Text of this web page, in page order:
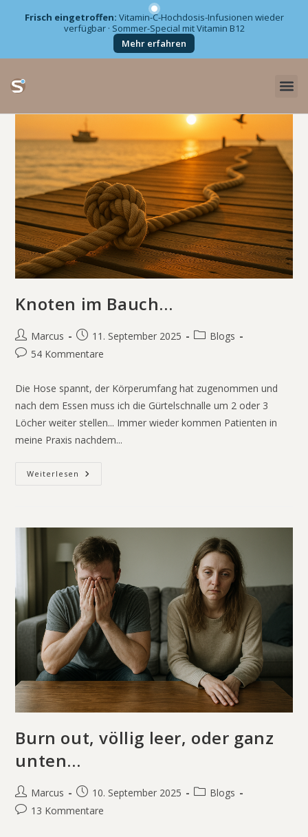
Frisch eingetroffen: Vitamin-C-Hochdosis-Infusionen wieder
verfügbar · Sommer-Special mit Vitamin B12
Mehr erfahren
Inhalt
springen
Knoten im Bauch…
Marcus 11. September 2025
Blogs
54 Kommentare
Die Hose spannt, der Körperumfang hat zugenommen und
nach dem Essen muss ich die Gürtelschnalle um 2 oder 3
Löcher weiter stellen... Immer wieder kommen Patienten in
meine Praxis nachdem...
Weiterlesen
Burn out, völlig leer, oder ganz
unten…
Marcus 10. September 2025
Blogs
13 Kommentare